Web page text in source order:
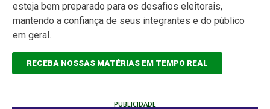
esteja bem preparado para os desafios eleitorais,
mantendo a confiança de seus integrantes e do público
em geral.
RECEBA NOSSAS MATÉRIAS EM TEMPO REAL
PUBLICIDADE